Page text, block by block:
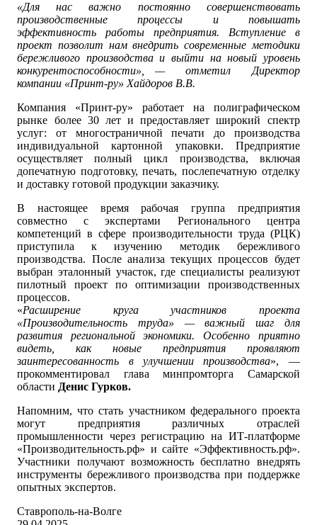
«Для нас важно постоянно совершенствовать
производственные процессы и повышать
эффективность работы предприятия. Вступление в
проект позволит нам внедрить современные методики
бережливого производства и выйти на новый уровень
конкурентоспособности», — отметил Директор
компании «Принт-ру» Хайдоров В.В.
Компания «Принт-ру» работает на полиграфическом
рынке более 30 лет и предоставляет широкий спектр
услуг: от многостраничной печати до производства
индивидуальной картонной упаковки. Предприятие
осуществляет полный цикл производства, включая
допечатную подготовку, печать, послепечатную отделку
и доставку готовой продукции заказчику.
В настоящее время рабочая группа предприятия
совместно с экспертами Регионального центра
компетенций в сфере производительности труда (РЦК)
приступила к изучению методик бережливого
производства. После анализа текущих процессов будет
выбран эталонный участок, где специалисты реализуют
пилотный проект по оптимизации производственных
процессов.
«Расширение круга участников проекта
«Производительность труда» — важный шаг для
развития региональной экономики. Особенно приятно
видеть, как новые предприятия проявляют
заинтересованность в улучшении производства», —
прокомментировал глава минпромторга Самарской
областиДенис Гурков.
Напомним, что стать участником федерального проекта
могут предприятия различных отраслей
промышленности через регистрацию на ИТ-платформе
«Производительность.рф» и сайте «Эффективность.рф».
Участники получают возможность бесплатно внедрять
инструменты бережливого производства при поддержке
опытных экспертов.
Ставрополь-на-Волге